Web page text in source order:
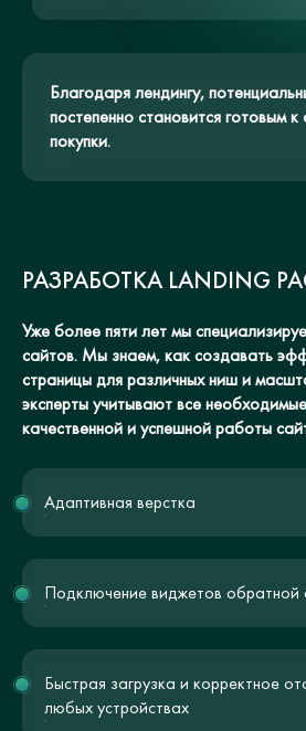
Благодаря лендингу,
постепенно становится готовым
покупки.
РАЗРАБОТКА LANDING
Уже более пяти лет мы
сайтов. Мы знаем, как создавать
страницы для различных ниш и
эксперты учитывают все
качественной и успешной работы
Адаптивная верстка
Подключение виджетов обратной
Быстрая загрузка и корректное
любых устройствах